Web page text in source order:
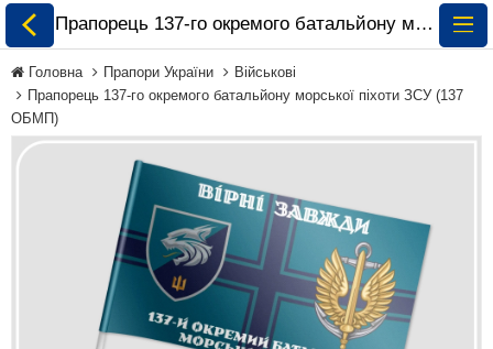
Всі Прапори
Прапори України
Прапори Світу за
Континентами
Прапорець 137-го окремого батальйону морської піхоти ЗСУ (137 ОБМП) замовити і купити 🏁 ePrapor.com.ua
Головна Прапори України
Військові
Прапорець 137-го окремого батальйону морської піхоти ЗСУ (137
ОБМП)